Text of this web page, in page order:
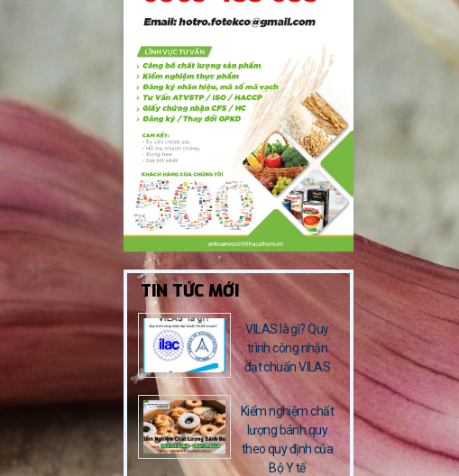
TIN TỨC MỚI
VILAS là gì? Quy
trình công nhận
đạt chuẩn VILAS
Kiểm nghiệm chất
lượng bánh quy
theo quy định của
Bộ Y tế